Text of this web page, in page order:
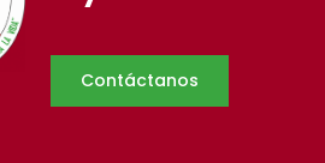
Contáctanos